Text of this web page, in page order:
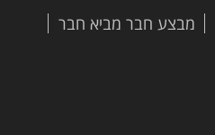
מבצע חבר מביא חבר